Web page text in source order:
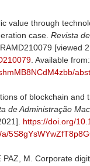
value through
case. Revista
[viewed
. Available from:
of blockchain and
de Administração
https://doi.org/
M. Corporate